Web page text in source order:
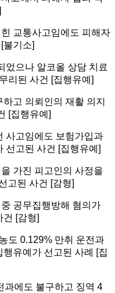
교통사고임에도 피해자
불기소]
었으나 알코올 상담 치료
리된 사건 [집행유예]
고 의뢰인의 재활 의지
[집행유예]
사고임에도 보험가입과
선고된 사건 [집행유예]
가진 피고인의 사정을
고된 사건 [감형]
공무집행방해 혐의가
[감형]
도 0.129% 만취 운전과
유예가 선고된 사례 [집
과에도 불구하고 징역 4